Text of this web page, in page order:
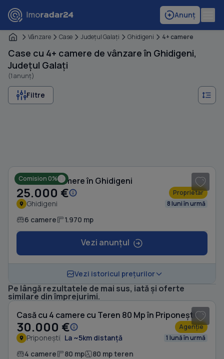
Anunț
Vânzare Case Judeţul Galaţi Ghidigeni 4+ camere
Case cu 4+ camere de vânzare în Ghidigeni,
Județul Galați
(1 anunț)
Filtre
Comision 0%
Casă cu 6 camere în Ghidigeni
25.000 € Proprietar
Ghidigeni 8 luni în urmă
6 camere 1.970 mp
Vezi anunțul
Vezi istoricul prețurilor
Pe lângă rezultatele de mai sus, iată și oferte
similare din împrejurimi.
Casă cu 4 camere cu Teren 80 Mp în Priponești
30.000 € Agenție
Priponești La ~5km distanță 1 lună în urmă
4 camere 80 mp 80 mp teren